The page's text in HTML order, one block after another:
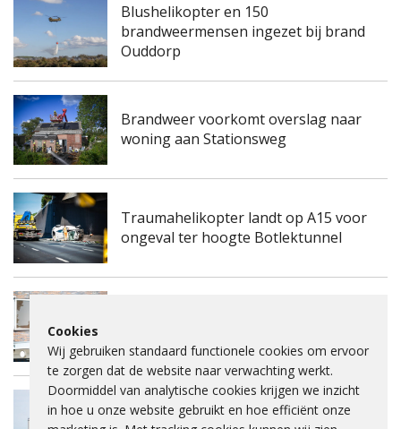
Blushelikopter en 150
brandweermensen ingezet bij brand
Ouddorp
Brandweer voorkomt overslag naar
woning aan Stationsweg
Traumahelikopter landt op A15 voor
ongeval ter hoogte Botlektunnel
ontruimd na mogelijke gaslucht
Spijkenisserbrug twee keer enkele
Cookies
Wij gebruiken standaard functionele cookies om ervoor
te zorgen dat de website naar verwachting werkt.
Doormiddel van analytische cookies krijgen we inzicht
in hoe u onze website gebruikt en hoe efficiënt onze